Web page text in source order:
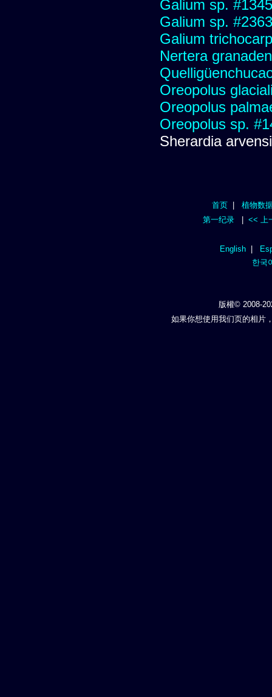
Galium sp. #1345
Galium sp. #2363
Galium
Nertera
Oreopolus
Oreopolus
Oreopolus sp.
Sherardia
首页
植物数
第一纪录| << 上
English|
한국
版權© 2008-
如果你想使用我们页的相片